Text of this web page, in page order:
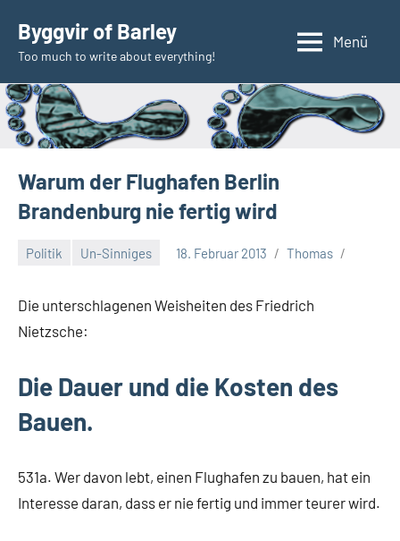
Inhalt
springen
Byggvir of Barley
Too much to write about everything!
Menü
Warum der Flughafen Berlin
Brandenburg nie fertig wird
Politik Un-Sinniges 18. Februar 2013 Thomas
Die unterschlagenen Weisheiten des Friedrich
Nietzsche:
Die Dauer und die Kosten des
Bauen.
531a. Wer davon lebt, einen Flughafen zu bauen, hat ein
Interesse daran, dass er nie fertig und immer teurer wird.